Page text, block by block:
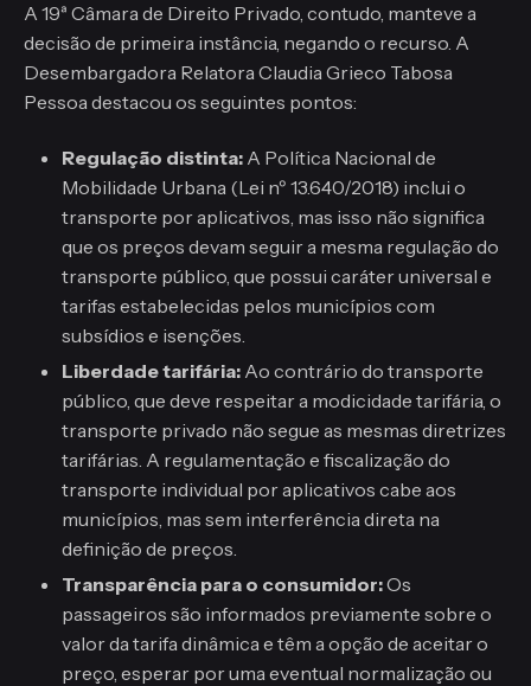
A 19ª Câmara de Direito Privado, contudo, manteve a
decisão de primeira instância, negando o recurso. A
Desembargadora Relatora Claudia Grieco Tabosa
Pessoa destacou os seguintes pontos:
Regulação distinta: A Política Nacional de
Mobilidade Urbana (Lei nº 13.640/2018) inclui o
transporte por aplicativos, mas isso não significa
que os preços devam seguir a mesma regulação do
transporte público, que possui caráter universal e
tarifas estabelecidas pelos municípios com
subsídios e isenções.
Liberdade tarifária: Ao contrário do transporte
público, que deve respeitar a modicidade tarifária, o
transporte privado não segue as mesmas diretrizes
tarifárias. A regulamentação e fiscalização do
transporte individual por aplicativos cabe aos
municípios, mas sem interferência direta na
definição de preços.
Transparência para o consumidor:Os
passageiros são informados previamente sobre o
valor da tarifa dinâmica e têm a opção de aceitar o
preço, esperar por uma eventual normalização ou